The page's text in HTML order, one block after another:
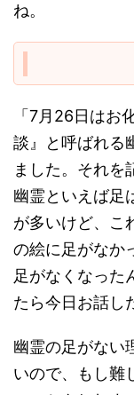
ね。
「7月26日はお
談』と呼ばれる
ました。それを
幽霊といえば足
が多いけど、こ
の絵に足がなか
足がなくなった
たら今日お話し
幽霊の足がない
いので、もし難